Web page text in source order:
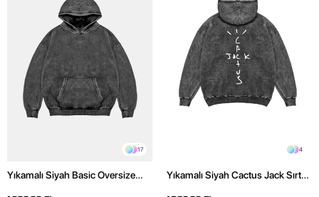
17
Yıkamalı Siyah Basic Oversize
4
Yıkamalı Siyah Cactus Jack Sırt